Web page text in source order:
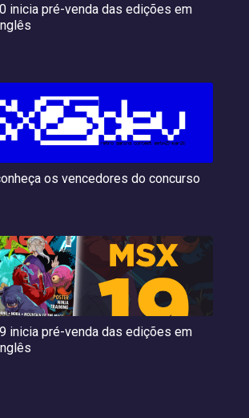
inicia pré-venda das edições em
os vencedores do concurso
inicia pré-venda das edições em